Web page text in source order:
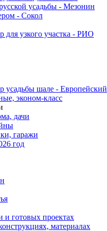
усадьбы - Мезонин
- Сокол
для узкого участка - РИО
усадьбы шале - Европейский
эконом-класс
дачи
гаражи
год
и готовых проектах
материалах